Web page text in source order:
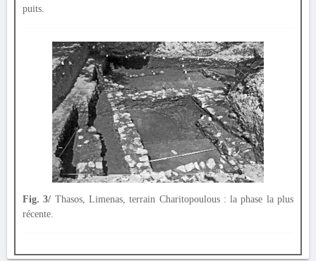
puits.
Fig. 3/ Thasos, Limenas, terrain Charitopoulous : la phase la plus
récente.